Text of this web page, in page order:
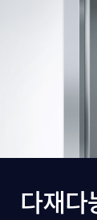
다재다